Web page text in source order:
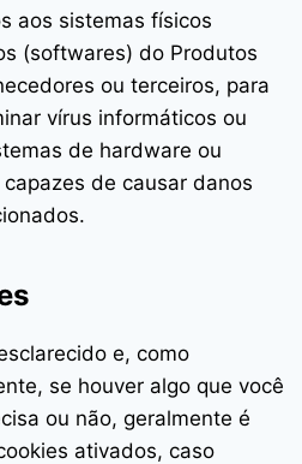
aos sistemas físicos
(softwares) do Produtos
ou terceiros, para
vírus informáticos ou
de hardware ou
de causar danos
e, como
se houver algo que você
ou não, geralmente é
ativados, caso